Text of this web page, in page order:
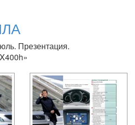
Презентация.